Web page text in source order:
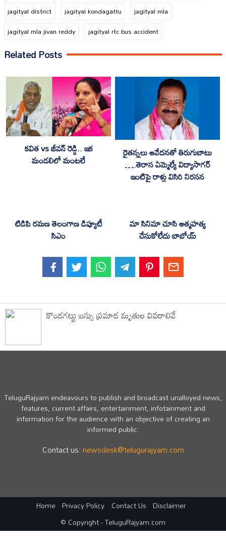
jagityal district
jagityal kondagattu
jagityal mla
jagityal mla jivan reddy
jagityal rtc bus accident
Related Posts
కవిత vs జీవన్ రెడ్డి.. ఇక
మండలిలో మంటలే
రైతన్నలు ఆవేదనతో తిరుగుబాటు
….తెరాస ఏమ్మెల్యే విద్యాసాగర్
ఇంటిపై రాళ్లు విసిరి నిరసన
టిడిపి రమణ తెలంగాణ డిప్యూటీ
సిఎం
మా సినిమా చూసి ఆత్మహత్య
చేసుకోలేదు బాబోయ్
కొండగట్టు బస్సు ప్రమాద మృతుల వివరాలివే
TeluguRajyam endeavours to publish and broadcast unalloyed news,
features, current affairs, entertainment, infotainment and
information for the audience with an objective of creating an
informed public.
Contact us:newsdesk@telugurajyam.com
Home Privacy Policy Contact Us Disclaimer
© Copyright - TeluguRajyam.com